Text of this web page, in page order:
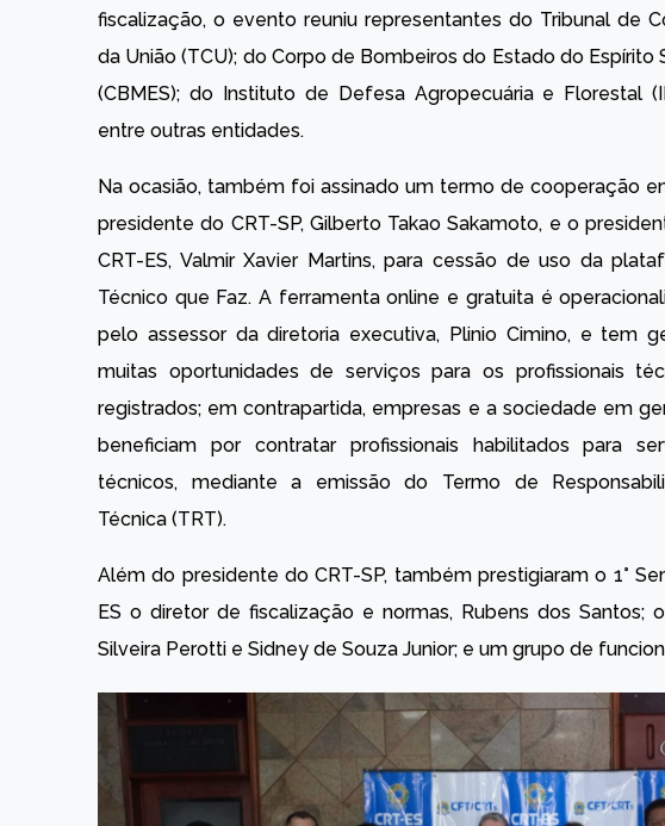
fiscalização, o evento reuniu representantes do Tribunal de
da União (TCU); do Corpo de Bombeiros do Estado do Espírito
(CBMES); do Instituto de Defesa Agropecuária e Florestal
entre outras entidades.
Na ocasião, também foi assinado um termo de cooperação
presidente do CRT-SP, Gilberto Takao Sakamoto, e o
CRT-ES, Valmir Xavier Martins, para cessão de uso da
Técnico que Faz. A ferramenta online e gratuita é
pelo assessor da diretoria executiva, Plinio Cimino, e tem
muitas oportunidades de serviços para os profissionais
registrados; em contrapartida, empresas e a sociedade em
beneficiam por contratar profissionais habilitados para
técnicos, mediante a emissão do Termo de
Técnica (TRT).
Além do presidente do CRT-SP, também prestigiaram o 1°
ES o diretor de fiscalização e normas, Rubens dos Santos;
Silveira Perotti e Sidney de Souza Junior; e um grupo de